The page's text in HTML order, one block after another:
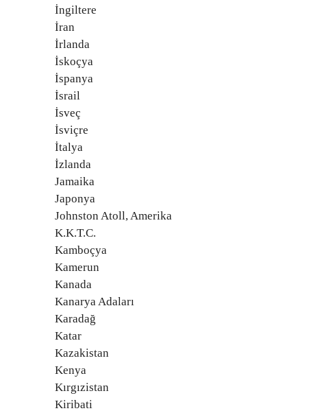
İngiltere
İran
İrlanda
İskoçya
İspanya
İsrail
İsveç
İsviçre
İtalya
İzlanda
Jamaika
Japonya
Johnston Atoll, Amerika
K.K.T.C.
Kamboçya
Kamerun
Kanada
Kanarya Adaları
Karadağ
Katar
Kazakistan
Kenya
Kırgızistan
Kiribati